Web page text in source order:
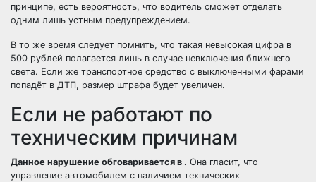
принципе, есть вероятность, что водитель сможет отделать
одним лишь устным предупреждением.
В то же время следует помнить, что такая невысокая цифра в
500 рублей полагается лишь в случае невключения ближнего
света. Если же транспортное средство с выключенными фарами
попадёт в ДТП, размер штрафа будет увеличен.
Если не работают по
техническим причинам
Данное нарушение обговаривается в . Она гласит, что
управление автомобилем с наличием технических